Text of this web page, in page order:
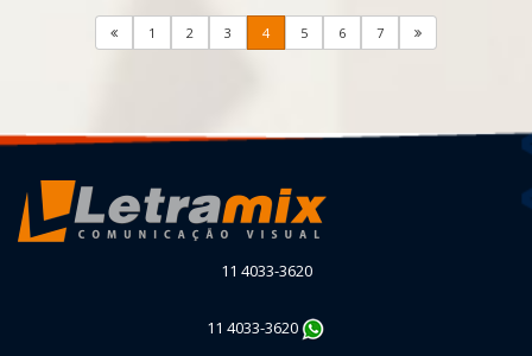
1 2 3 4 5 6 7
11 4033-3620
11 4033-3620